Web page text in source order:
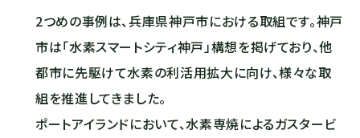
2つめの事例は、兵庫県神戸市における取組です。神戸
市は「水素スマートシティ神戸」構想を掲げており、他
都市に先駆けて水素の利活用拡大に向け、様々な取
組を推進してきました。
ポートアイランドにおいて、水素専焼によるガスタービ